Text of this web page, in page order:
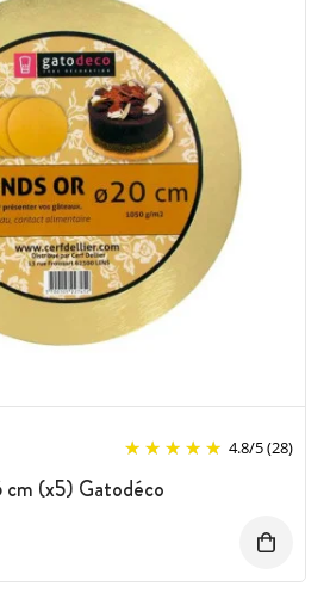
4.8/5(28)
cm (x5) Gatodéco